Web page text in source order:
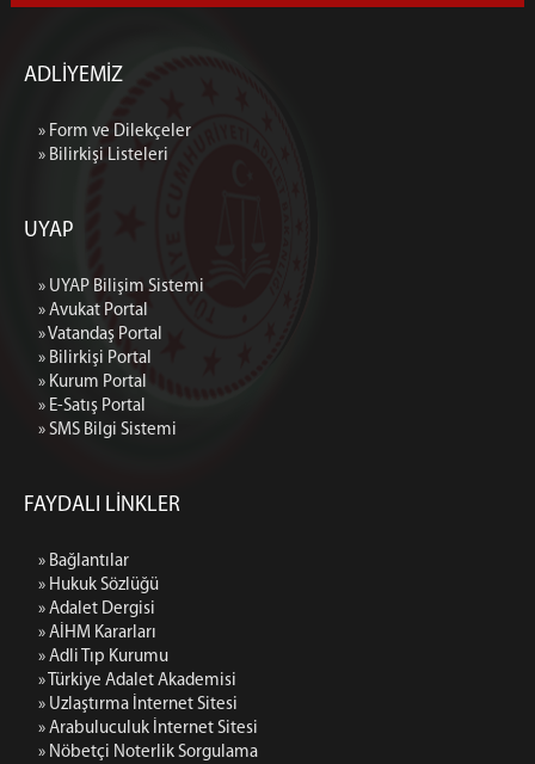
ADLİYEMİZ
» Form ve Dilekçeler
» Bilirkişi Listeleri
UYAP
» UYAP Bilişim Sistemi
» Avukat Portal
» Vatandaş Portal
» Bilirkişi Portal
» Kurum Portal
» E-Satış Portal
» SMS Bilgi Sistemi
FAYDALI LİNKLER
» Bağlantılar
» Hukuk Sözlüğü
» Adalet Dergisi
» AİHM Kararları
» Adli Tıp Kurumu
» Türkiye Adalet Akademisi
» Uzlaştırma İnternet Sitesi
» Arabuluculuk İnternet Sitesi
» Nöbetçi Noterlik Sorgulama